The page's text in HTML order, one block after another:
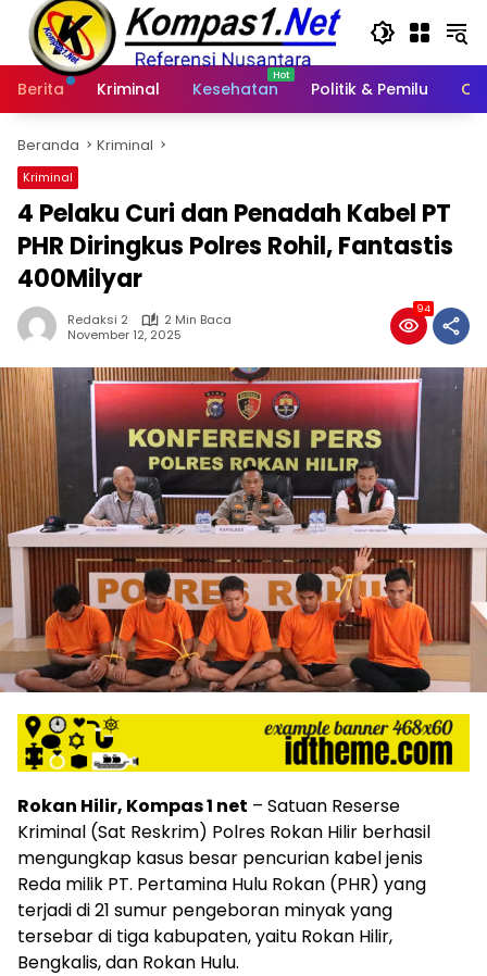
Langsung
konten
Berita
Kriminal Kesehatan Politik & Pemilu
Beranda Kriminal
Kriminal
4 Pelaku Curi dan Penadah Kabel PT
PHR Diringkus Polres Rohil, Fantastis
400Milyar
Redaksi 2
2 Min Baca
November 12, 2025
94
Rokan Hilir, Kompas 1 net – Satuan Reserse
Kriminal (Sat Reskrim) Polres Rokan Hilir berhasil
mengungkap kasus besar pencurian kabel jenis
Reda milik PT. Pertamina Hulu Rokan (PHR) yang
terjadi di 21 sumur pengeboran minyak yang
tersebar di tiga kabupaten, yaitu Rokan Hilir,
Bengkalis, dan Rokan Hulu.